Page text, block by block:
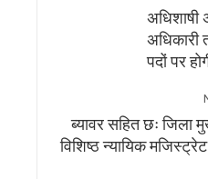
अधिशाषी
अधिकारी
पदों पर
ब्यावर सहित छः जिला
विशिष्ठ न्यायिक